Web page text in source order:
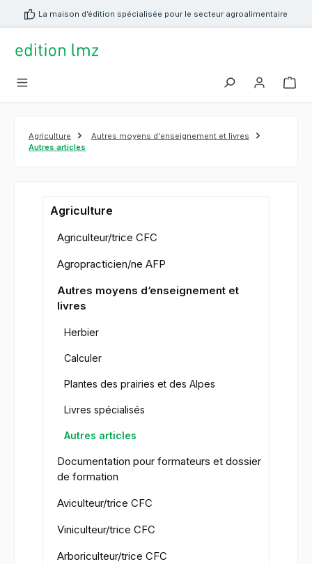
principal
La maison d’édition spécialisée pour le secteur agroalimentaire
Agriculture
Autres moyens d‘enseignement et livres
Autres articles
Agriculture
Agriculteur/trice CFC
Agropracticien/ne AFP
Autres moyens d‘enseignement et
livres
Herbier
Calculer
Plantes des prairies et des Alpes
Livres spécialisés
Autres articles
Documentation pour formateurs et dossier
de formation
Aviculteur/trice CFC
Viniculteur/trice CFC
Arboriculteur/trice CFC